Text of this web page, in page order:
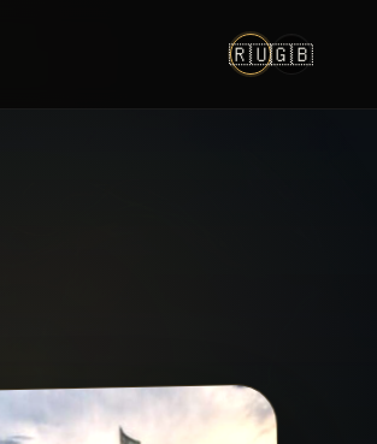
🇷🇺🇬🇧